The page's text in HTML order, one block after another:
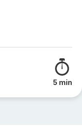
5 min